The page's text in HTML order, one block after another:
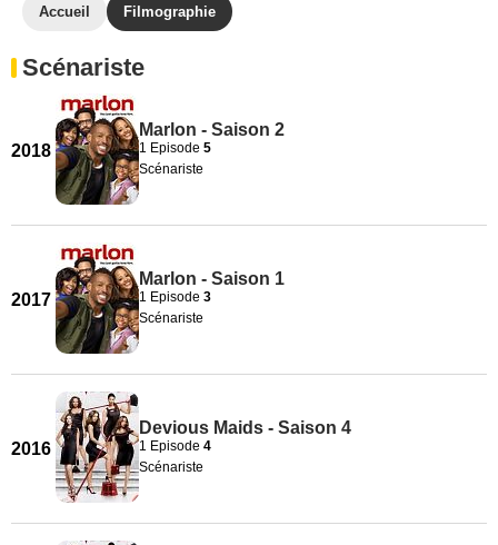
Accueil Filmographie
Scénariste
2018
Marlon - Saison 2
1 Episode 5
Scénariste
2017
Marlon - Saison 1
1 Episode 3
Scénariste
2016
Devious Maids - Saison 4
1 Episode 4
Scénariste